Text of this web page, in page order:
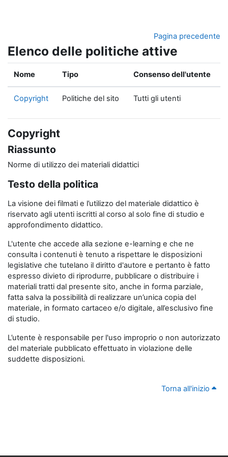
Pagina precedente
Elenco delle politiche attive
Nome Tipo Consenso dell'utente
Copyright Politiche del sito Tutti gli utenti
Copyright
Riassunto
Norme di utilizzo dei materiali didattici
Testo della politica
La visione dei filmati e l’utilizzo del materiale didattico è
riservato agli utenti iscritti al corso al solo fine di studio e
approfondimento didattico.
L'utente che accede alla sezione e-learning e che ne
consulta i contenuti è tenuto a rispettare le disposizioni
legislative che tutelano il diritto d'autore e pertanto è fatto
espresso divieto di riprodurre, pubblicare o distribuire i
materiali tratti dal presente sito, anche in forma parziale,
fatta salva la possibilità di realizzare un’unica copia del
materiale, in formato cartaceo e/o digitale, all’esclusivo fine
di studio.
L’utente è responsabile per l'uso improprio o non autorizzato
del materiale pubblicato effettuato in violazione delle
suddette disposizioni.
Torna all'inizio